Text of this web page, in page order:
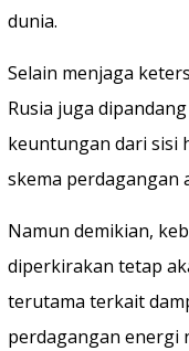
dunia.
Selain menjaga
Rusia juga
keuntungan dari sisi
skema perdagangan
Namun demikian,
diperkirakan tetap
terutama terkait
perdagangan energi